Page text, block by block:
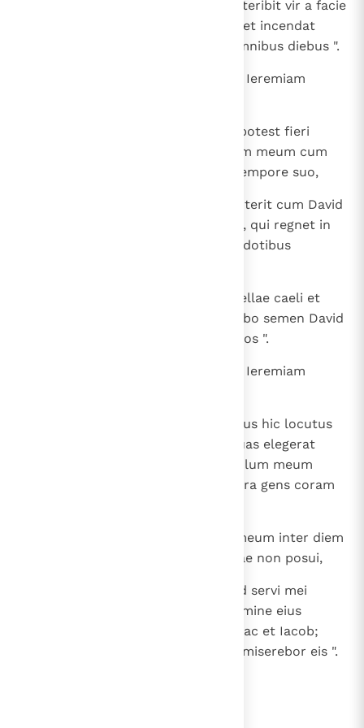
et de sacerdotibus Levitis non interibit vir a facie
mea, qui offerat holocautomata et incendat
sacrificium et caedat victimas omnibus diebus ".
Et factum est verbum Domini ad Ieremiam
" Haec dicit Dominus: Si irritum potest fieri
pactum meum cum die et pactum meum cum
nocte, ut non sit dies et nox in tempore suo,
et pactum meum irritum esse poterit cum David
servo meo, ut non sit ex eo filius, qui regnet in
throno eius, et cum Levitis sacerdotibus
Sicuti enumerari non possunt stellae caeli et
metiri arena maris, sic multiplicabo semen David
servi mei et Levitas ministros meos ".
Et factum est verbum Domini ad Ieremiam
" Numquid non vidisti quid populus hic locutus
sit dicens: "Duae cognationes, quas elegerat
Dominus, abiectae sunt", et populum meum
despexerunt, eo quod non sit ultra gens coram
Haec dicit Dominus: Si pactum meum inter diem
et noctem et leges caelo et terrae non posui,
equidem et semen Iacob et David servi mei
proiciam, ut non assumam de semine eius
principes seminis Abraham et Isaac et Iacob;
reducam enim sortem eorum et miserebor eis ".